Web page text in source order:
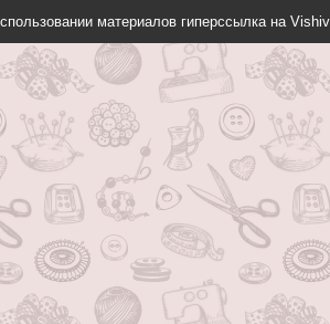
материалов гиперссылка на